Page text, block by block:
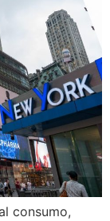
consumo,